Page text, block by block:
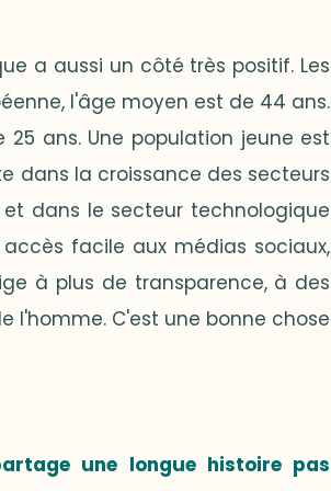
a aussi un côté très positif. Les
l'âge moyen est de 44 ans.
ans. Une population jeune est
dans la croissance des secteurs
dans le secteur technologique
facile aux médias sociaux,
à plus de transparence, à des
l'homme. C'est une bonne chose
une longue histoire pas